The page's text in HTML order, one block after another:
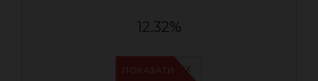
12.32%
IFPAURWX
ПОКАЗАТИ